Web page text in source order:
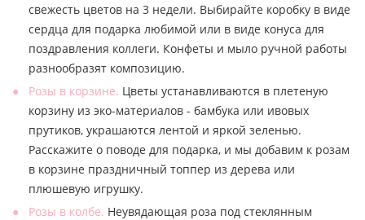
свежесть цветов на 3 недели. Выбирайте коробку в виде
сердца для подарка любимой или в виде конуса для
поздравления коллеги. Конфеты и мыло ручной работы
разнообразят композицию.
Розы в корзине. Цветы устанавливаются в плетеную
корзину из эко-материалов - бамбука или ивовых
прутиков, украшаются лентой и яркой зеленью.
Расскажите о поводе для подарка, и мы добавим к розам
в корзине праздничный топпер из дерева или
плюшевую игрушку.
Розы в колбе. Неувядающая роза под стеклянным